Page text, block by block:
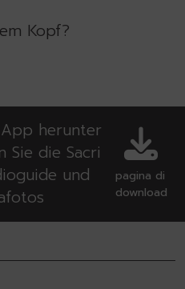
Kopf?
herunter
Sie die Sacri
und
pagina di
download